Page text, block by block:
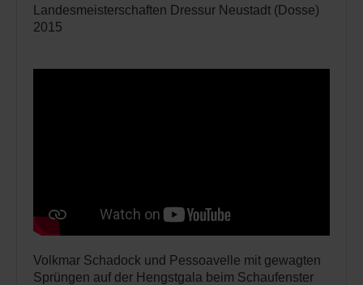
Landesmeisterschaften Dressur Neustadt (Dosse)
2015
Volkmar Schadock und Pessoavelle mit gewagten
Sprüngen auf der Hengstgala beim Schaufenster